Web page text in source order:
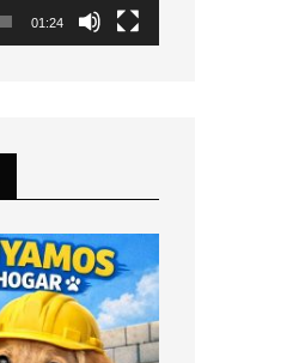
SettingsEnter
01:24